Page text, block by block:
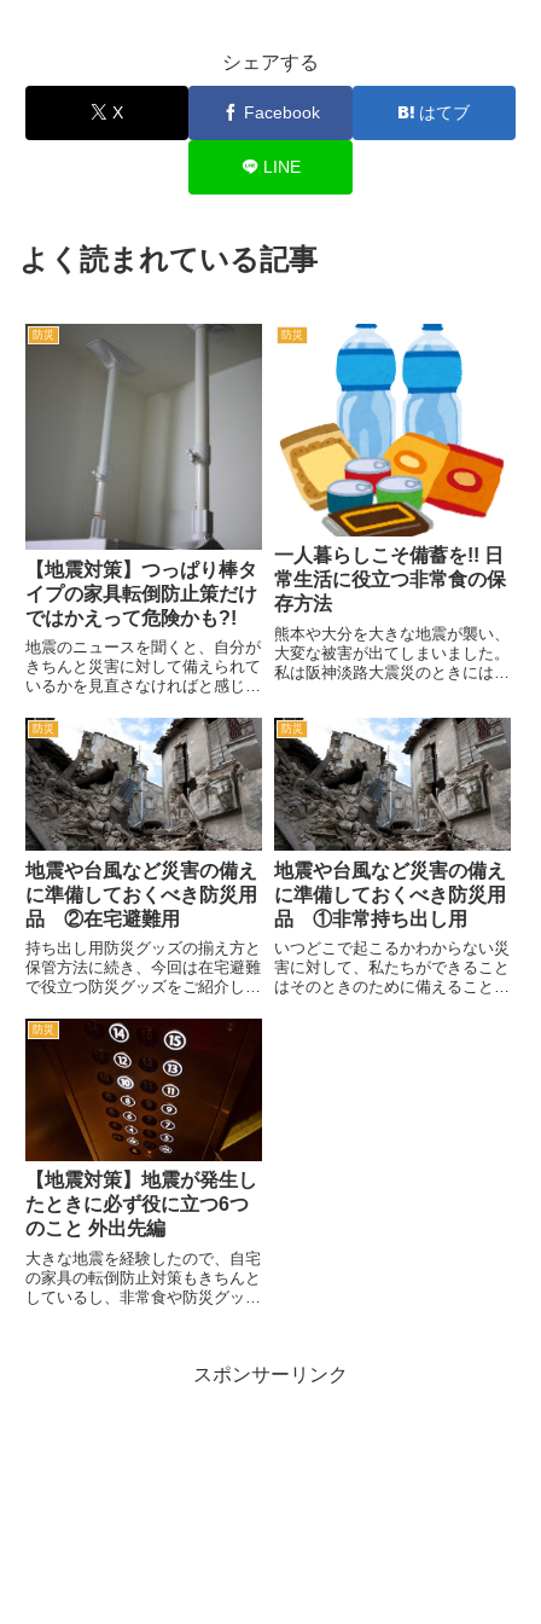
シェアする
X Facebook はてブ
LINE
よく読まれている記事
防災
【地震対策】つっぱり棒タ
イプの家具転倒防止策だけ
ではかえって危険かも?!
地震のニュースを聞くと、自分が
きちんと災害に対して備えられて
いるかを見直さなければと感じま
つもりでも、やはり時間が経過す
ることで意識が薄れているのを思
い知らされます。非常食について
は、東日本大震災以降はかなり
気...
防災
一人暮らしこそ備蓄を!! 日
常生活に役立つ非常食の保
存方法
熊本や大分を大きな地震が襲い、
大変な被害が出てしまいました。
私は阪神淡路大震災のときには関
した。地震後しばらくの間は、非
常食をたくさん買い込んだり、防
災グッズを準備したりするので
す...
防災
地震や台風など災害の備え
に準備しておくべき防災用
品 ②在宅避難用
持ち出し用防災グッズの揃え方と
保管方法に続き、今回は在宅避難
で役立つ防災グッズをご紹介しま
そ備蓄を!! 日常生活に役立つ非常
食の保存方法▶地震や台風など災
害の備えに準備しておくべき防災
用品 ①非常持ち出...
防災
地震や台風など災害の備え
に準備しておくべき防災用
品 ①非常持ち出し用
いつどこで起こるかわからない災
害に対して、私たちができること
はそのときのために備えることし
防災
【地震対策】地震が発生し
たときに必ず役に立つ6つ
のこと 外出先編
大きな地震を経験したので、自宅
の家具の転倒防止対策もきちんと
しているし、非常食や防災グッズ
自宅にいるときに起こったのであスポンサーリンク